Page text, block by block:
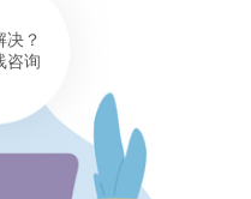
决？
咨询